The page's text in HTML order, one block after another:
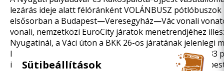
lezárás ideje alatt félóránként VOLÁNBUSZ
elsősorban a Budapest—Veresegyház—Vác vonali
vonali, nemzetközi EuroCity járatok menetrendjéhez
Nyugatinál, a Váci úton a BKK 26-os járatának jelenlegi
lehet felszállni. 3:33 és 23:33 között, óra 3 perckor és 33
indulnak a buszok, ellenkező irányba Rákospalota-
Sütibeállítások